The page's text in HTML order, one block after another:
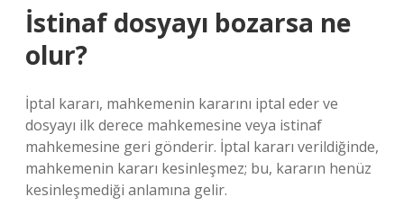
İstinaf dosyayı bozarsa ne
olur?
İptal kararı, mahkemenin kararını iptal eder ve
dosyayı ilk derece mahkemesine veya istinaf
mahkemesine geri gönderir. İptal kararı verildiğinde,
mahkemenin kararı kesinleşmez; bu, kararın henüz
kesinleşmediği anlamına gelir.